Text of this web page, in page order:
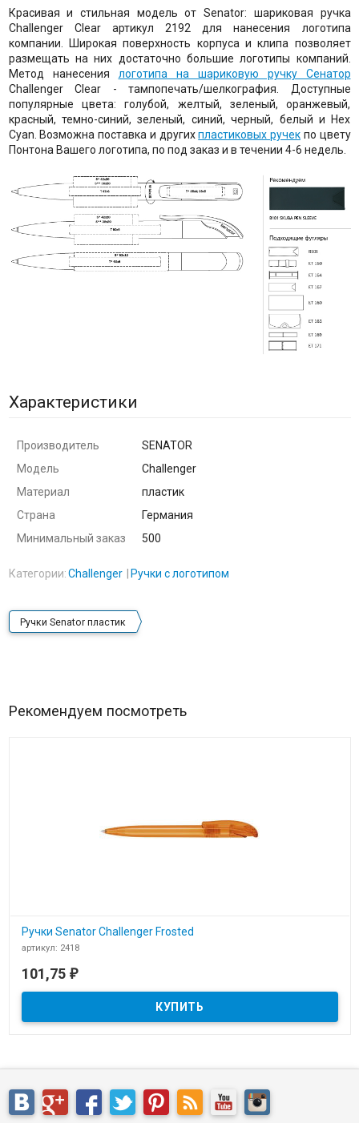
Красивая и стильная модель от Senator: шариковая ручка
Challenger Clear артикул 2192 для нанесения логотипа
компании. Широкая поверхность корпуса и клипа позволяет
размещать на них достаточно большие логотипы компаний.
Метод нанесения логотипа на шариковую ручку Сенатор
Challenger Clear - тампопечать/шелкография. Доступные
популярные цвета: голубой, желтый, зеленый, оранжевый,
красный, темно-синий, зеленый, синий, черный, белый и Hex
Cyan. Возможна поставка и другихпластиковых ручек по цвету
Понтона Вашего логотипа, по под заказ и в течении 4-6 недель.
Характеристики
Производитель
SENATOR
Модель
Challenger
Материал
пластик
Страна
Германия
Минимальный заказ
500
Категории:Challenger Ручки с логотипом
Ручки Senator пластик
Рекомендуем посмотреть
Ручки Senator Challenger Frosted
артикул: 2418
Ручки Senator Challenger Frosted артикул 2418 для нанесения
логотипа компании
101,75 ₽